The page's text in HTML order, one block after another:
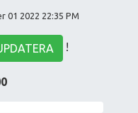
01 2022 22:35 PM
!